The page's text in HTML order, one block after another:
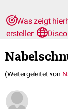
Was zeigt
erstellen
(Weitergeleitet von